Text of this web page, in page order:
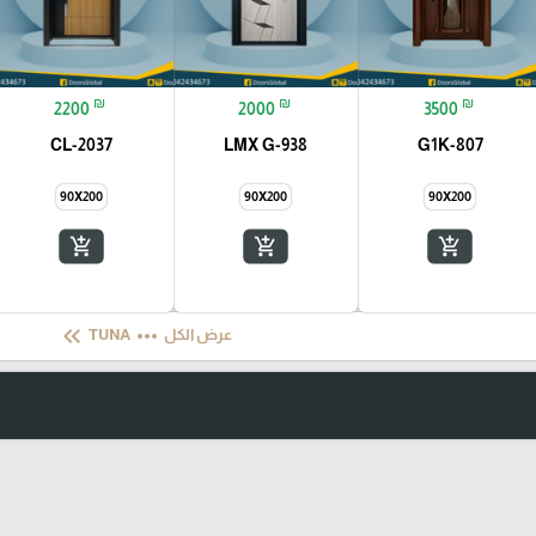
3500 ₪
G1K-807
90X200
add_shopping_cart
2000 ₪
LMX G-938
90X200
add_shopping_cart
2200 ₪
CL-2037
90X200
add_shopping_cart
عرض الكل more_horiz
TUNA
keyboard_double_arrow_left